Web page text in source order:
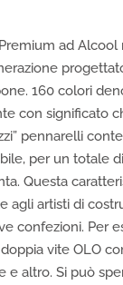
ad Alcool
160 colori
con significato
pennarelli
per un totale
Questa
agli artisti di
confezioni. Per
vite OLO
e altro. Si può